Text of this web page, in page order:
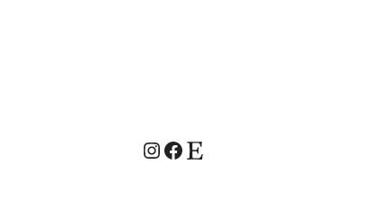
Instagram
Facebook
Etsy